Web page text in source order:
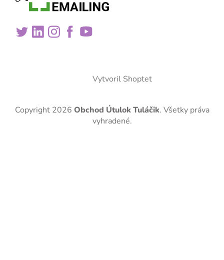
Vytvoril Shoptet
Copyright 2026 Obchod Útulok Tuláčik. Všetky práva
vyhradené.